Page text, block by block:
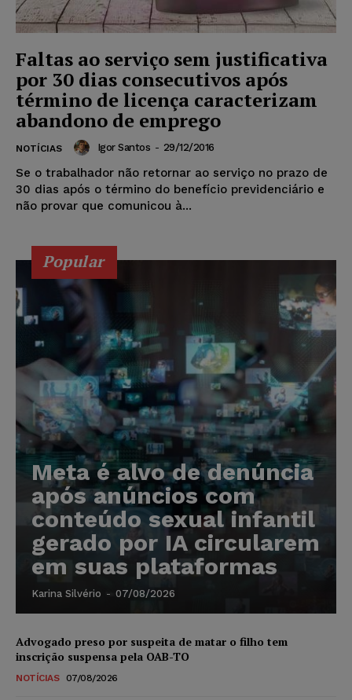
Faltas ao serviço sem justificativa
por 30 dias consecutivos após
término de licença caracterizam
abandono de emprego
NOTÍCIAS Igor Santos - 29/12/2016
Se o trabalhador não retornar ao serviço no prazo de
30 dias após o término do benefício previdenciário e
não provar que comunicou à...
Popular
Meta é alvo de denúncia
após anúncios com
conteúdo sexual infantil
gerado por IA circularem
em suas plataformas
Karina Silvério - 07/08/2026
Advogado preso por suspeita de matar o filho tem
inscrição suspensa pela OAB-TO
NOTÍCIAS 07/08/2026